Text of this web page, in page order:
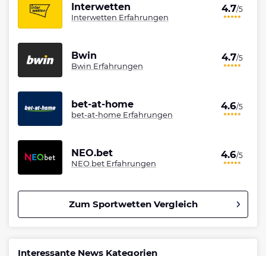
Interwetten
Interwetten Erfahrungen
4.7/5
Bwin
Bwin Erfahrungen
4.7/5
bet-at-home
bet-at-home Erfahrungen
4.6/5
NEO.bet
NEO.bet Erfahrungen
4.6/5
Zum Sportwetten Vergleich
100% bis zu 80€
Interessante News Kategorien